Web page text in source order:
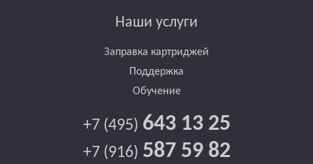
Наши услуги
Заправка картриджей
Поддержка
Обучение
+7 (495) 643 13 25
+7 (916) 587 59 82